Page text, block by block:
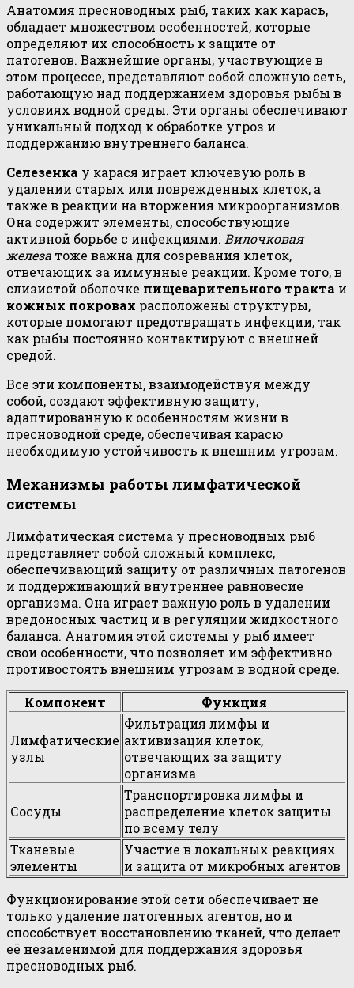
Анатомия пресноводных рыб, таких как карась,
обладает множеством особенностей, которые
определяют их способность к защите от
патогенов. Важнейшие органы, участвующие в
этом процессе, представляют собой сложную сеть,
работающую над поддержанием здоровья рыбы в
условиях водной среды. Эти органы обеспечивают
уникальный подход к обработке угроз и
поддержанию внутреннего баланса.
Селезенка у карася играет ключевую роль в
удалении старых или поврежденных клеток, а
также в реакции на вторжения микроорганизмов.
Она содержит элементы, способствующие
активной борьбе с инфекциями. Вилочковая
железа тоже важна для созревания клеток,
отвечающих за иммунные реакции. Кроме того, в
слизистой оболочке пищеварительного тракта и
кожных покровах расположены структуры,
которые помогают предотвращать инфекции, так
как рыбы постоянно контактируют с внешней
средой.
Все эти компоненты, взаимодействуя между
собой, создают эффективную защиту,
адаптированную к особенностям жизни в
пресноводной среде, обеспечивая карасю
необходимую устойчивость к внешним угрозам.
Механизмы работы лимфатической
системы
Лимфатическая система у пресноводных рыб
представляет собой сложный комплекс,
обеспечивающий защиту от различных патогенов
и поддерживающий внутреннее равновесие
организма. Она играет важную роль в удалении
вредоносных частиц и в регуляции жидкостного
баланса. Анатомия этой системы у рыб имеет
свои особенности, что позволяет им эффективно
противостоять внешним угрозам в водной среде.
Компонент
Функция
Лимфатические
узлы
Фильтрация лимфы и
активизация клеток,
отвечающих за защиту
организма
Сосуды
Транспортировка лимфы и
распределение клеток защиты
по всему телу
Тканевые
элементы
Участие в локальных реакциях
и защита от микробных агентов
Функционирование этой сети обеспечивает не
только удаление патогенных агентов, но и
способствует восстановлению тканей, что делает
её незаменимой для поддержания здоровья
пресноводных рыб.